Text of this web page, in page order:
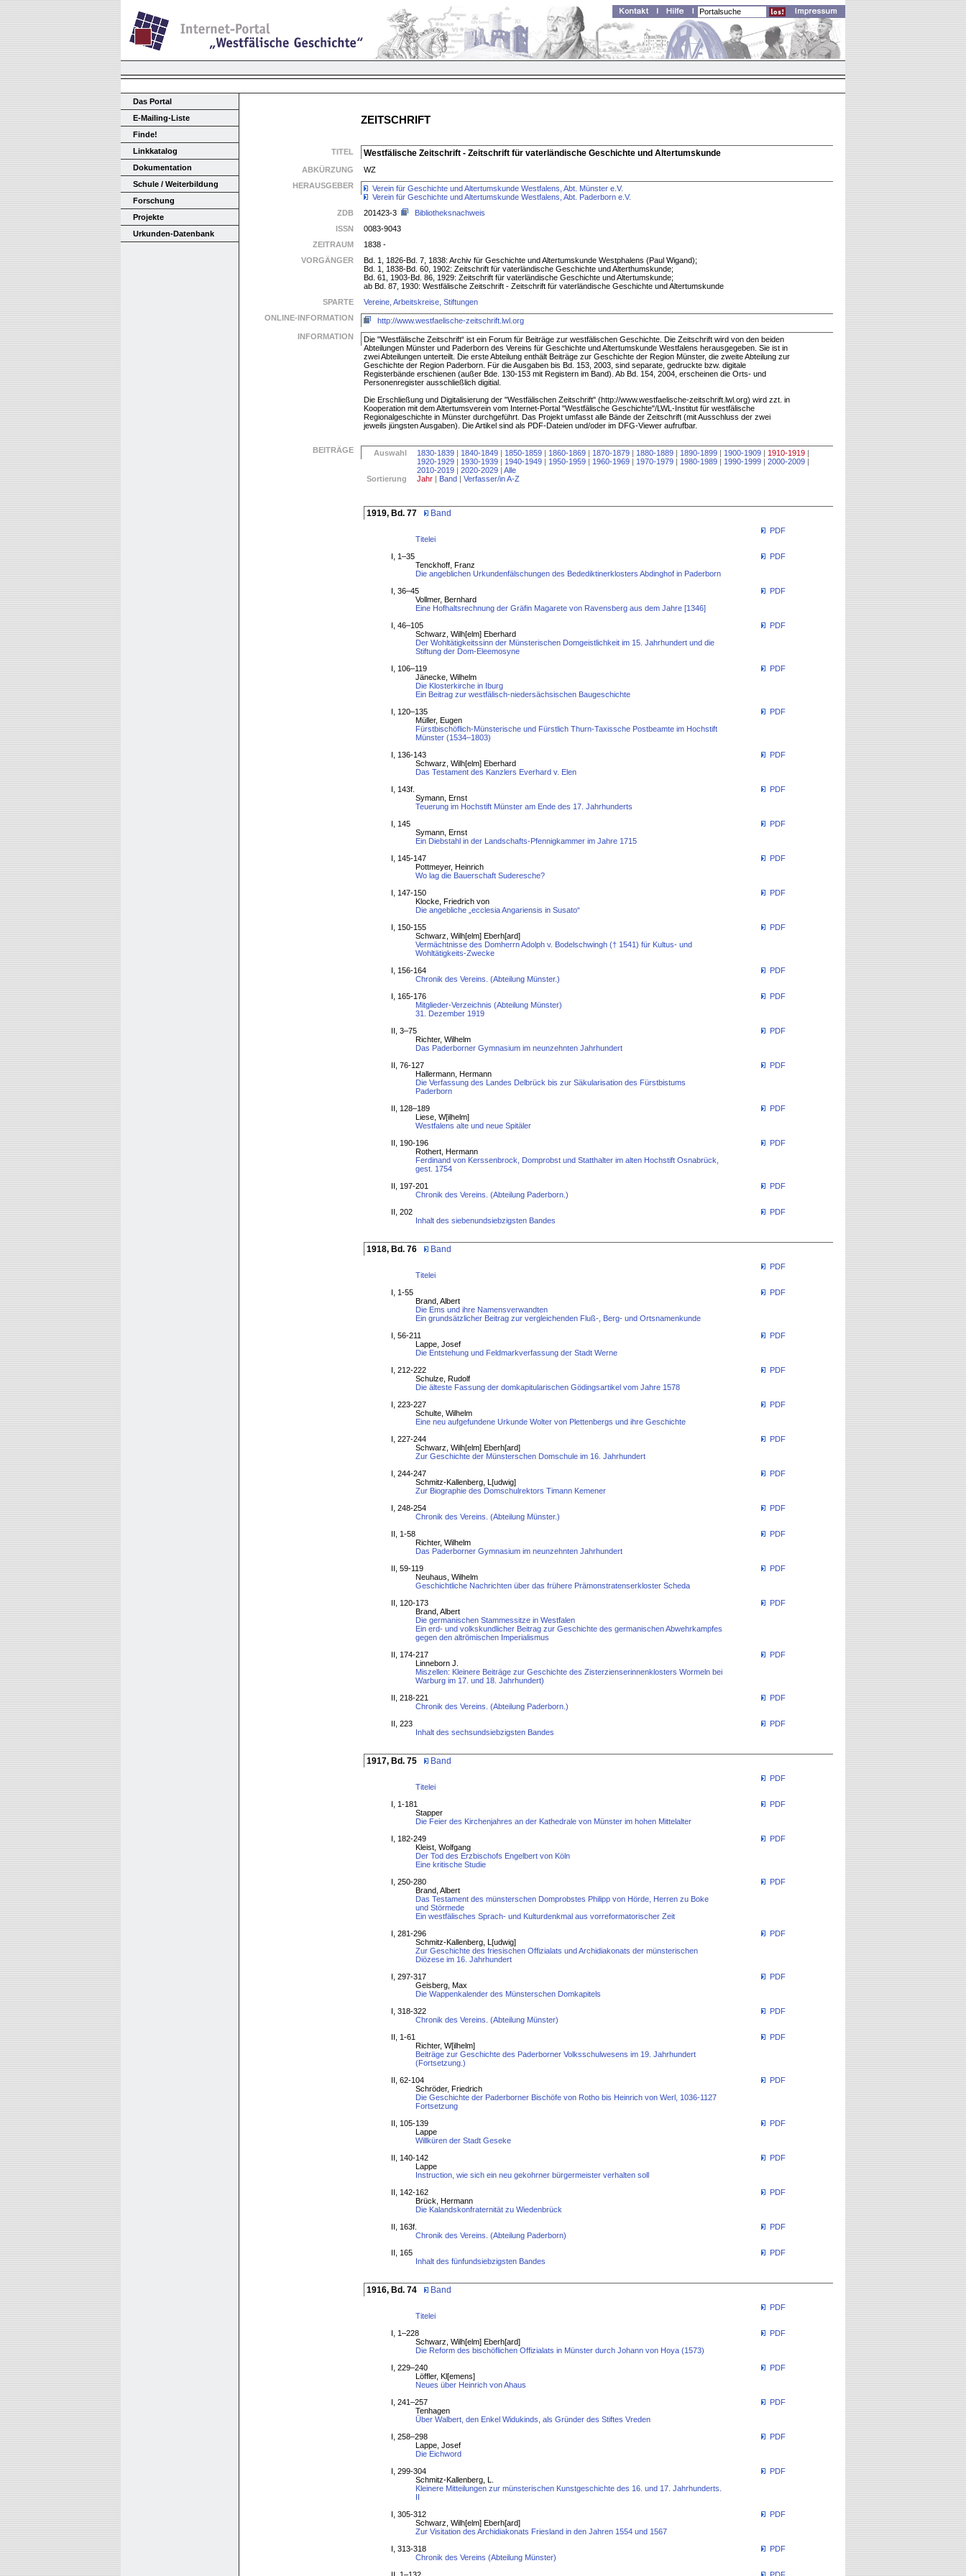
Das Portal
E-Mailing-Liste
Finde!
Linkkatalog
Dokumentation
Schule / Weiterbildung
Forschung
Projekte
Urkunden-Datenbank
ZEITSCHRIFT
TITEL Westfälische Zeitschrift - Zeitschrift für vaterländische Geschichte und Altertumskunde
ABKÜRZUNG
WZ
HERAUSGEBER
Verein für Geschichte und Altertumskunde Westfalens, Abt. Münster e.V.
Verein für Geschichte und Altertumskunde Westfalens, Abt. Paderborn e.V.
ZDB
201423-3
Bibliotheksnachweis
ISSN
0083-9043
ZEITRAUM
1838 -
VORGÄNGER
Bd. 1, 1826-Bd. 7, 1838: Archiv für Geschichte und Altertumskunde Westphalens (Paul Wigand);
Bd. 1, 1838-Bd. 60, 1902: Zeitschrift für vaterländische Geschichte und Alterthumskunde;
Bd. 61, 1903-Bd. 86, 1929: Zeitschrift für vaterländische Geschichte und Altertumskunde;
ab Bd. 87, 1930: Westfälische Zeitschrift - Zeitschrift für vaterländische Geschichte und Altertumskunde
SPARTE
Vereine, Arbeitskreise, Stiftungen
ONLINE-INFORMATION
http://www.westfaelische-zeitschrift.lwl.org
INFORMATION
Die "Westfälische Zeitschrift“ ist ein Forum für Beiträge zur westfälischen Geschichte. Die Zeitschrift wird von den beiden
Abteilungen Münster und Paderborn des Vereins für Geschichte und Altertumskunde Westfalens herausgegeben. Sie ist in
zwei Abteilungen unterteilt. Die erste Abteilung enthält Beiträge zur Geschichte der Region Münster, die zweite Abteilung zur
Geschichte der Region Paderborn. Für die Ausgaben bis Bd. 153, 2003, sind separate, gedruckte bzw. digitale
Registerbände erschienen (außer Bde. 130-153 mit Registern im Band). Ab Bd. 154, 2004, erscheinen die Orts- und
Personenregister ausschließlich digitial.
Die Erschließung und Digitalisierung der "Westfälischen Zeitschrift" (http://www.westfaelische-zeitschrift.lwl.org) wird zzt. in
Kooperation mit dem Altertumsverein vom Internet-Portal "Westfälische Geschichte"/LWL-Institut für westfälische
Regionalgeschichte in Münster durchgeführt. Das Projekt umfasst alle Bände der Zeitschrift (mit Ausschluss der zwei
jeweils jüngsten Ausgaben). Die Artikel sind als PDF-Dateien und/oder im DFG-Viewer aufrufbar.
BEITRÄGE Auswahl 1830-1839 | 1840-1849 | 1850-1859 | 1860-1869 | 1870-1879 | 1880-1889 | 1890-1899 | 1900-1909 | 1910-1919 |
1920-1929 | 1930-1939 | 1940-1949 | 1950-1959 | 1960-1969 | 1970-1979 | 1980-1989 | 1990-1999 | 2000-2009 |
2010-2019 | 2020-2029 | Alle
Sortierung
Jahr | Band | Verfasser/in A-Z
1919, Bd. 77 Band
PDF
Titelei
I, 1–35
PDF
Tenckhoff, Franz
Die angeblichen Urkundenfälschungen des Bedediktinerklosters Abdinghof in Paderborn
I, 36–45
PDF
Vollmer, Bernhard
Eine Hofhaltsrechnung der Gräfin Magarete von Ravensberg aus dem Jahre [1346]
I, 46–105
PDF
Schwarz, Wilh[elm] Eberhard
Der Wohltätigkeitssinn der Münsterischen Domgeistlichkeit im 15. Jahrhundert und die
Stiftung der Dom-Eleemosyne
I, 106–119
PDF
Jänecke, Wilhelm
Die Klosterkirche in Iburg
Ein Beitrag zur westfälisch-niedersächsischen Baugeschichte
I, 120–135
PDF
Müller, Eugen
Fürstbischöflich-Münsterische und Fürstlich Thurn-Taxissche Postbeamte im Hochstift
Münster (1534–1803)
I, 136-143
PDF
Schwarz, Wilh[elm] Eberhard
Das Testament des Kanzlers Everhard v. Elen
I, 143f.
PDF
Symann, Ernst
Teuerung im Hochstift Münster am Ende des 17. Jahrhunderts
I, 145
PDF
Symann, Ernst
Ein Diebstahl in der Landschafts-Pfennigkammer im Jahre 1715
I, 145-147
PDF
Pottmeyer, Heinrich
Wo lag die Bauerschaft Suderesche?
I, 147-150
PDF
Klocke, Friedrich von
Die angebliche „ecclesia Angariensis in Susato“
I, 150-155
PDF
Schwarz, Wilh[elm] Eberh[ard]
Vermächtnisse des Domherrn Adolph v. Bodelschwingh († 1541) für Kultus- und
Wohltätigkeits-Zwecke
I, 156-164
PDF
Chronik des Vereins. (Abteilung Münster.)
I, 165-176
PDF
Mitglieder-Verzeichnis (Abteilung Münster)
31. Dezember 1919
II, 3–75
PDF
Richter, Wilhelm
Das Paderborner Gymnasium im neunzehnten Jahrhundert
II, 76-127
PDF
Hallermann, Hermann
Die Verfassung des Landes Delbrück bis zur Säkularisation des Fürstbistums
Paderborn
II, 128–189
PDF
Liese, W[ilhelm]
Westfalens alte und neue Spitäler
II, 190-196
PDF
Rothert, Hermann
Ferdinand von Kerssenbrock, Domprobst und Statthalter im alten Hochstift Osnabrück,
gest. 1754
II, 197-201
PDF
Chronik des Vereins. (Abteilung Paderborn.)
II, 202
PDF
Inhalt des siebenundsiebzigsten Bandes
1918, Bd. 76 Band
PDF
Titelei
I, 1-55
PDF
Brand, Albert
Die Ems und ihre Namensverwandten
Ein grundsätzlicher Beitrag zur vergleichenden Fluß-, Berg- und Ortsnamenkunde
I, 56-211
PDF
Lappe, Josef
Die Entstehung und Feldmarkverfassung der Stadt Werne
I, 212-222
PDF
Schulze, Rudolf
Die älteste Fassung der domkapitularischen Gödingsartikel vom Jahre 1578
I, 223-227
PDF
Schulte, Wilhelm
Eine neu aufgefundene Urkunde Wolter von Plettenbergs und ihre Geschichte
I, 227-244
PDF
Schwarz, Wilh[elm] Eberh[ard]
Zur Geschichte der Münsterschen Domschule im 16. Jahrhundert
I, 244-247
PDF
Schmitz-Kallenberg, L[udwig]
Zur Biographie des Domschulrektors Timann Kemener
I, 248-254
PDF
Chronik des Vereins. (Abteilung Münster.)
II, 1-58
PDF
Richter, Wilhelm
Das Paderborner Gymnasium im neunzehnten Jahrhundert
II, 59-119
PDF
Neuhaus, Wilhelm
Geschichtliche Nachrichten über das frühere Prämonstratenserkloster Scheda
II, 120-173
PDF
Brand, Albert
Die germanischen Stammessitze in Westfalen
Ein erd- und volkskundlicher Beitrag zur Geschichte des germanischen Abwehrkampfes
gegen den altrömischen Imperialismus
II, 174-217
PDF
Linneborn J.
Miszellen: Kleinere Beiträge zur Geschichte des Zisterzienserinnenklosters Wormeln bei
Warburg im 17. und 18. Jahrhundert)
II, 218-221
PDF
Chronik des Vereins. (Abteilung Paderborn.)
II, 223
PDF
Inhalt des sechsundsiebzigsten Bandes
1917, Bd. 75 Band
PDF
Titelei
I, 1-181
PDF
Stapper
Die Feier des Kirchenjahres an der Kathedrale von Münster im hohen Mittelalter
I, 182-249
PDF
Kleist, Wolfgang
Der Tod des Erzbischofs Engelbert von Köln
Eine kritische Studie
I, 250-280
PDF
Brand, Albert
Das Testament des münsterschen Domprobstes Philipp von Hörde, Herren zu Boke
und Störmede
Ein westfälisches Sprach- und Kulturdenkmal aus vorreformatorischer Zeit
I, 281-296
PDF
Schmitz-Kallenberg, L[udwig]
Zur Geschichte des friesischen Offizialats und Archidiakonats der münsterischen
Diözese im 16. Jahrhundert
I, 297-317
PDF
Geisberg, Max
Die Wappenkalender des Münsterschen Domkapitels
I, 318-322
PDF
Chronik des Vereins. (Abteilung Münster)
II, 1-61
PDF
Richter, W[ilhelm]
Beiträge zur Geschichte des Paderborner Volksschulwesens im 19. Jahrhundert
(Fortsetzung.)
II, 62-104
PDF
Schröder, Friedrich
Die Geschichte der Paderborner Bischöfe von Rotho bis Heinrich von Werl, 1036-1127
Fortsetzung
II, 105-139
PDF
Lappe
Willküren der Stadt Geseke
II, 140-142
PDF
Lappe
Instruction, wie sich ein neu gekohrner bürgermeister verhalten soll
II, 142-162
PDF
Brück, Hermann
Die Kalandskonfraternität zu Wiedenbrück
II, 163f.
PDF
Chronik des Vereins. (Abteilung Paderborn)
II, 165
PDF
Inhalt des fünfundsiebzigsten Bandes
1916, Bd. 74 Band
PDF
Titelei
I, 1–228
PDF
Schwarz, Wilh[elm] Eberh[ard]
Die Reform des bischöflichen Offizialats in Münster durch Johann von Hoya (1573)
I, 229–240
PDF
Löffler, Kl[emens]
Neues über Heinrich von Ahaus
I, 241–257
PDF
Tenhagen
Über Walbert, den Enkel Widukinds, als Gründer des Stiftes Vreden
I, 258–298
PDF
Lappe, Josef
Die Eichword
I, 299-304
PDF
Schmitz-Kallenberg, L.
Kleinere Mitteilungen zur münsterischen Kunstgeschichte des 16. und 17. Jahrhunderts.
II
I, 305-312
PDF
Schwarz, Wilh[elm] Eberh[ard]
Zur Visitation des Archidiakonats Friesland in den Jahren 1554 und 1567
I, 313-318
PDF
Chronik des Vereins (Abteilung Münster)